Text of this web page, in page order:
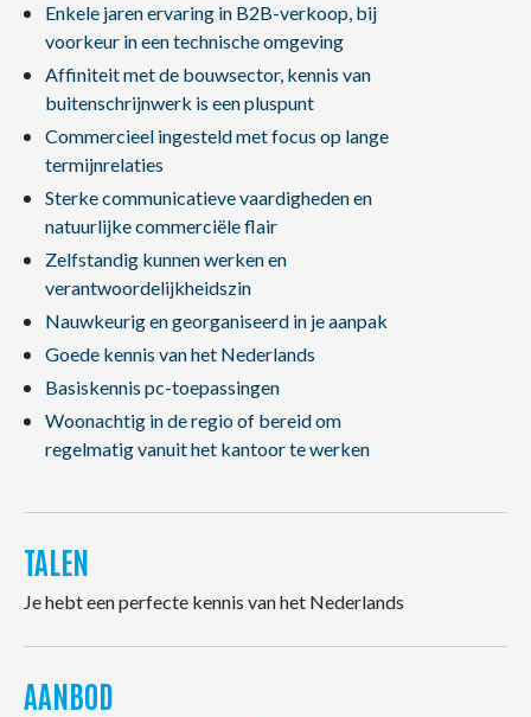
Enkele jaren ervaring in B2B-verkoop, bij
voorkeur in een technische omgeving
Affiniteit met de bouwsector, kennis van
buitenschrijnwerk is een pluspunt
Commercieel ingesteld met focus op lange
termijnrelaties
Sterke communicatieve vaardigheden en
natuurlijke commerciële flair
Zelfstandig kunnen werken en
verantwoordelijkheidszin
Nauwkeurig en georganiseerd in je aanpak
Goede kennis van het Nederlands
Basiskennis pc-toepassingen
Woonachtig in de regio of bereid om
regelmatig vanuit het kantoor te werken
TALEN
Je hebt een perfecte kennis van het Nederlands
AANBOD